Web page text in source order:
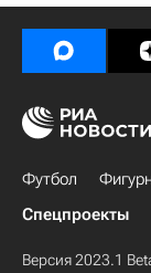
Футбол
Спецпроекты
Версия 2023.1